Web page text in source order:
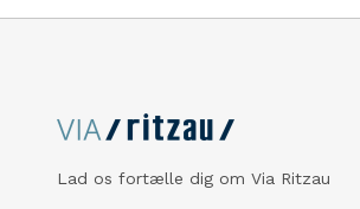
Lad os fortælle dig om Via Ritzau